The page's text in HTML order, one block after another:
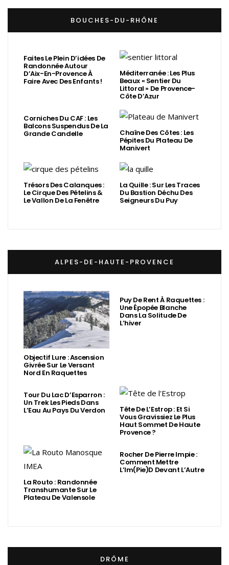
BOUCHES-DU-RHÔNE
Faites Le Plein D’idées De
Randonnée Autour
D’Aix-En-Provence À
Faire Avec Des Enfants !
Méditerranée : Les Plus
Beaux « Sentier Du
Littoral » De Provence-
Côte D’Azur
Corniches Du CAF : Les
Balcons Suspendus De La
Grande Candelle Chaîne Des Côtes : Les
Pépites Du Plateau De
Manivert
Trésors Des Calanques :
Le Cirque Des Pételins &
Le Vallon De La Fenêtre
La Quille : Sur Les Traces
Du Bastion Déchu Des
Seigneurs Du Puy
ALPES-DE-HAUTE-PROVENCE
Objectif Lure : Ascension
Givrée Sur Le Versant
Nord En Raquettes
Puy De Rent À Raquettes :
Une Épopée Blanche
Dans La Solitude De
L’hiver
Tour Du Lac D’Esparron :
Un Trek Les Pieds Dans
L’Eau Au Pays Du Verdon Tête De L’Estrop : Et Si
Vous Gravissiez Le Plus
Haut Sommet De Haute
Provence ?
La Routo : Randonnée
Transhumante Sur Le
Plateau De Valensole
Rocher De Pierre Impie :
Comment Mettre
L’Im(Pie)d Devant L’Autre
DRÔME